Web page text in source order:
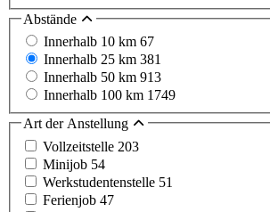
Abstände
Innerhalb 10 km 67
Innerhalb 25 km 381
Innerhalb 50 km 913
Innerhalb 100 km 1749
Art der Anstellung
Vollzeitstelle 203
Minijob 54
Werkstudentenstelle 51
Ferienjob 47